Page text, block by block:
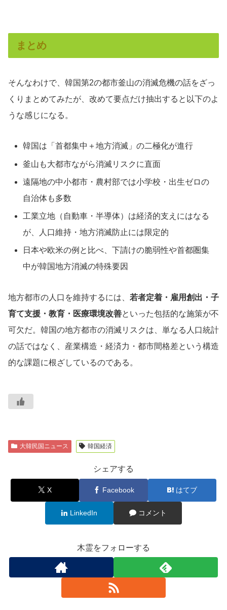
まとめ
そんなわけで、韓国第2の都市釜山の消滅危機の話をざっ
くりまとめてみたが、改めて要点だけ抽出すると以下のよ
うな感じになる。
韓国は「首都集中＋地方消滅」の二極化が進行
釜山も大都市ながら消滅リスクに直面
遠隔地の中小都市・農村部では小学校・出生ゼロの
自治体も多数
工業立地（自動車・半導体）は経済的支えにはなる
が、人口維持・地方消滅防止には限定的
日本や欧米の例と比べ、下請けの脆弱性や首都圏集
中が韓国地方消滅の特殊要因
地方都市の人口を維持するには、 若者定着・雇用創出・子
育て支援・教育・医療環境改善といった包括的な施策が不
可欠だ。韓国の地方都市の消滅リスクは、単なる人口統計
の話ではなく、産業構造・経済力・都市間格差という構造
的な課題に根ざしているのである。
大韓民国ニュース 韓国経済
シェアする
X Facebook はてブ
LinkedIn コメント
木霊をフォローする